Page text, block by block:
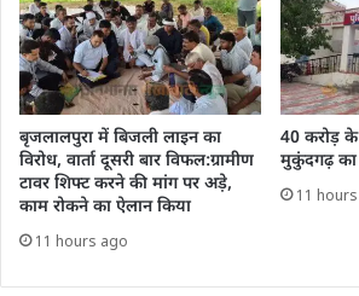
बृजलालपुरा में बिजली लाइन का
विरोध, वार्ता दूसरी बार विफल:ग्रामीण
टावर शिफ्ट करने की मांग पर अड़े,
काम रोकने का ऐलान किया
11 hours ago
40 करोड़ के
मुकुंदगढ़ का
11